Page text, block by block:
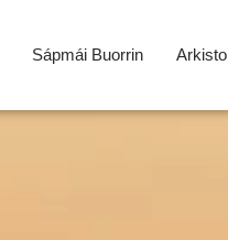
Sápmái Buorrin Arkisto